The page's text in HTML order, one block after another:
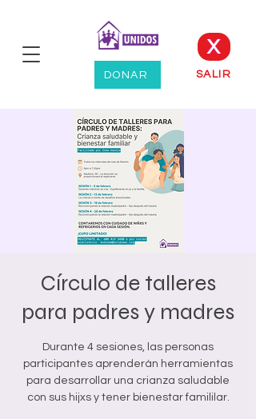
DONAR SALIR
X
Círculo de talleres
para padres y madres
Durante 4 sesiones, las personas
participantes aprenderán herramientas
para desarrollar una crianza saludable